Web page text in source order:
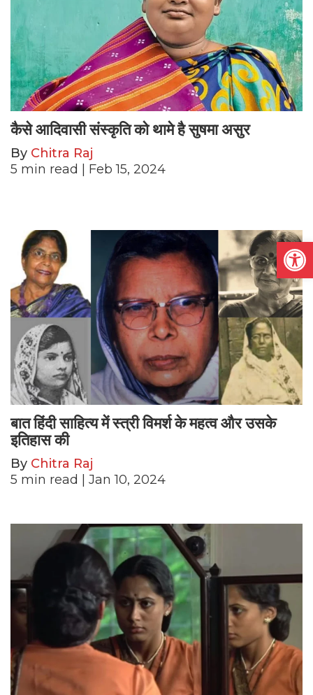
कैसे आदिवासी संस्कृति को थामे है सुषमा असुर
By Chitra Raj
5 min read | Feb 15, 2024
बात हिंदी साहित्य में स्त्री विमर्श के महत्व और उसके
इतिहास की
By Chitra Raj
5 min read | Jan 10, 2024